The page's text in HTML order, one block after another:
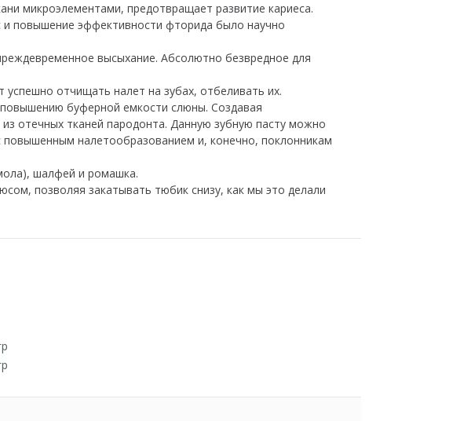
микроэлементами, предотвращает развитие кариеса.
и повышение эффективности фторида было научно
высыхание. Абсолютно безвредное для
успешно отчищать налет на зубах, отбеливать их.
буферной емкости слюны. Создавая
отечных тканей пародонта. Данную зубную пасту можно
повышенным налетообразованием и, конечно, поклонникам
шалфей и ромашка.
позволяя закатывать тюбик снизу, как мы это делали